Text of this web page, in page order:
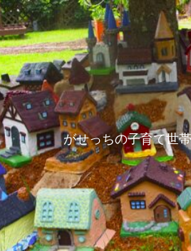
がせっちの子育て世